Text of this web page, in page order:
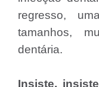
regresso,
tamanhos,
dentária.
Insiste,